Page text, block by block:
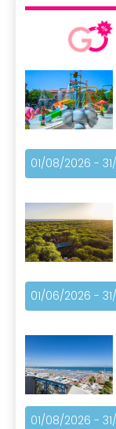
01/08/2026 -
01/06/2026 -
01/08/2026 -